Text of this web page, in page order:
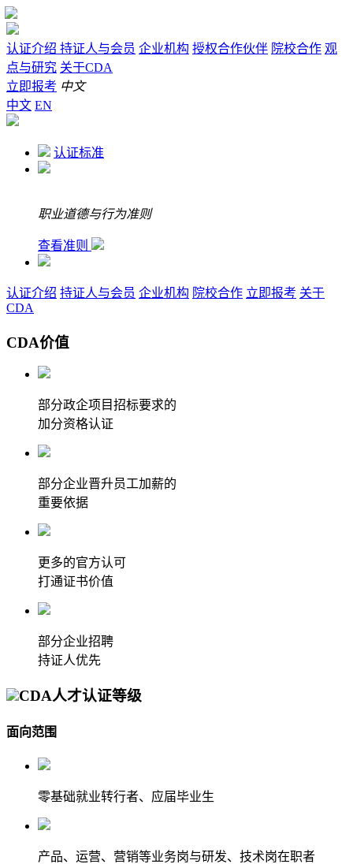
认证介绍 持证人与会员 企业机构 授权合作伙伴 院校合作 观
点与研究 关于CDA
立即报考 中文
中文 EN
认证标准
职业道德与行为准则
查看准则
认证介绍 持证人与会员 企业机构 院校合作 立即报考 关于
CDA
CDA价值
部分政企项目招标要求的
加分资格认证
部分企业晋升员工加薪的
重要依据
更多的官方认可
打通证书价值
部分企业招聘
持证人优先
CDA人才认证等级
面向范围
零基础就业转行者、应届毕业生
产品、运营、营销等业务岗与研发、技术岗在职者